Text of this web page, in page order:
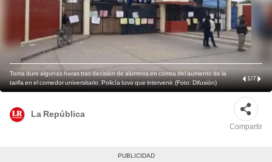
Toma duro algunas horas tras decisión de alumnos en contra del aumento de la
tarifa en el comedor universitario. Policía tuvo que intervenir. (Foto: Difusión)
1/7
La República
Compartir